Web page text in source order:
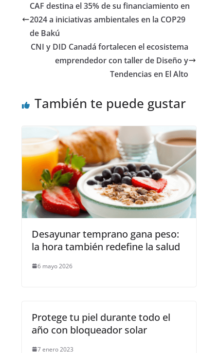
CAF destina el 35% de su financiamiento en
2024 a iniciativas ambientales en la COP29
de Bakú
CNI y DID Canadá fortalecen el ecosistema
emprendedor con taller de Diseño y
Tendencias en El Alto
También te puede gustar
Desayunar temprano gana peso:
la hora también redefine la salud
6 mayo 2026
Protege tu piel durante todo el
año con bloqueador solar
7 enero 2023